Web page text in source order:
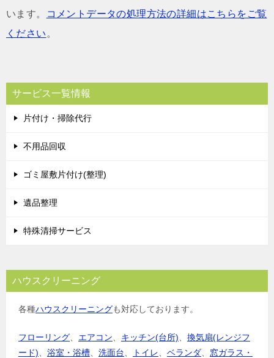
います。
コメントデータの処理方法の詳細はこちらをご覧
ください 。
サービス一覧情報
片付け・掃除代行
不用品回収
ゴミ屋敷片付け(整理)
遺品整理
特殊清掃サービス
ハウスクリーニング
各種ハウスクリーニングも対応しております。
フローリング エアコン キッチン(台所)
換気扇(レンジフ
ード)
浴室・浴槽 洗面台 トイレ ベランダ
窓ガラス・